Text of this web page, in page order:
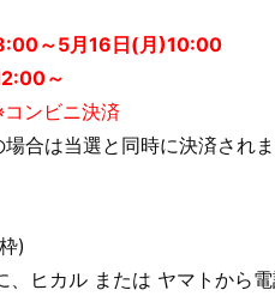
～5月16日(月)10:00
～
ンビニ決済
合は当選と同時に決済され
)
ヒカル または ヤマトから電